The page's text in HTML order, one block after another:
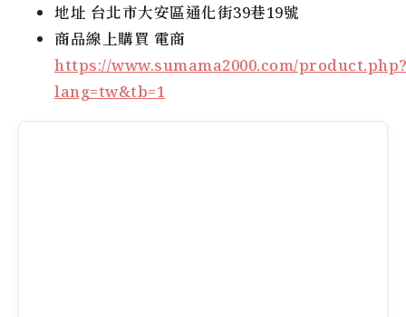
地址 台北市大安區通化街39巷19號
商品線上購買 電商
https://www.sumama2000.com/
lang=tw&tb=1